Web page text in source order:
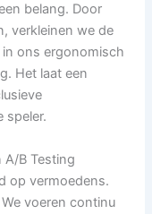
belang. Door
verkleinen we de
ons ergonomisch
Het laat een
speler.
A/B Testing
op vermoedens.
voeren continu